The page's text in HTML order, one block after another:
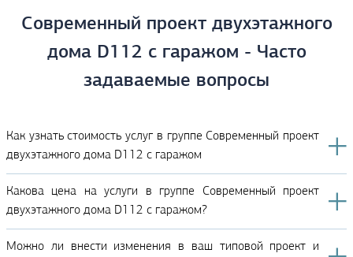
Современный проект двухэтажного
дома D112 с гаражом - Часто
задаваемые вопросы
Как узнать стоимость услуг в группе Современный проект
двухэтажного дома D112 с гаражом
Какова цена на услуги в группе Современный проект
двухэтажного дома D112 с гаражом?
Можно ли внести изменения в ваш типовой проект и